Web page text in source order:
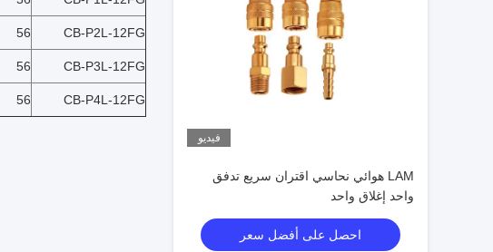
فيديو
LAM هوائي نحاسي اقتران سريع تدفق
واحد إغلاق واحد
احصل على أفضل سعر
CB-P2L-12FG
56
CB-P3L-12FG
56
CB-P4L-12FG
56